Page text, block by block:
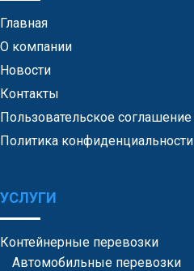
Главная
О компании
Новости
Контакты
Пользовательское соглашение
Политика конфиденциальности
УСЛУГИ
Контейнерные перевозки
Автомобильные перевозки